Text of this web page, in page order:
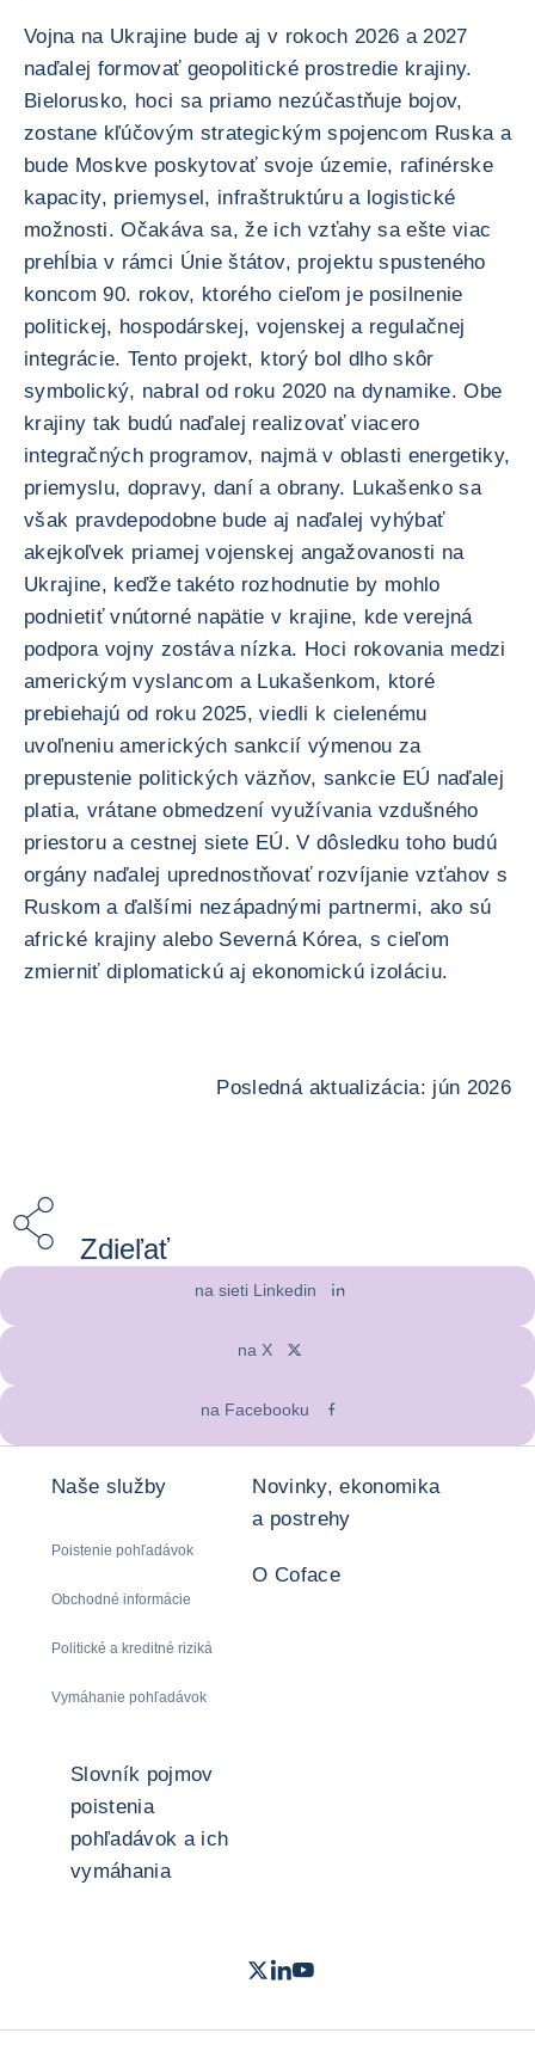
Vojna na Ukrajine bude aj v rokoch 2026 a 2027
naďalej formovať geopolitické prostredie krajiny.
Bielorusko, hoci sa priamo nezúčastňuje bojov,
zostane kľúčovým strategickým spojencom Ruska a
bude Moskve poskytovať svoje územie, rafinérske
kapacity, priemysel, infraštruktúru a logistické
možnosti. Očakáva sa, že ich vzťahy sa ešte viac
prehĺbia v rámci Únie štátov, projektu spusteného
koncom 90. rokov, ktorého cieľom je posilnenie
politickej, hospodárskej, vojenskej a regulačnej
integrácie. Tento projekt, ktorý bol dlho skôr
symbolický, nabral od roku 2020 na dynamike. Obe
krajiny tak budú naďalej realizovať viacero
integračných programov, najmä v oblasti energetiky,
priemyslu, dopravy, daní a obrany. Lukašenko sa
však pravdepodobne bude aj naďalej vyhýbať
akejkoľvek priamej vojenskej angažovanosti na
Ukrajine, keďže takéto rozhodnutie by mohlo
podnietiť vnútorné napätie v krajine, kde verejná
podpora vojny zostáva nízka. Hoci rokovania medzi
americkým vyslancom a Lukašenkom, ktoré
prebiehajú od roku 2025, viedli k cielenému
uvoľneniu amerických sankcií výmenou za
prepustenie politických väzňov, sankcie EÚ naďalej
platia, vrátane obmedzení využívania vzdušného
priestoru a cestnej siete EÚ. V dôsledku toho budú
orgány naďalej uprednostňovať rozvíjanie vzťahov s
Ruskom a ďalšími nezápadnými partnermi, ako sú
africké krajiny alebo Severná Kórea, s cieľom
zmierniť diplomatickú aj ekonomickú izoláciu.
Posledná aktualizácia: jún 2026
Zdieľať
na sieti Linkedin
na X
na Facebooku
Naše služby
Poistenie pohľadávok
Obchodné informácie
Politické a kreditné riziká
Vymáhanie pohľadávok
Novinky, ekonomika
a postrehy
O Coface
Slovník pojmov
poistenia
pohľadávok a ich
vymáhania
Twitter- Coface
LinkedIn
Youtube